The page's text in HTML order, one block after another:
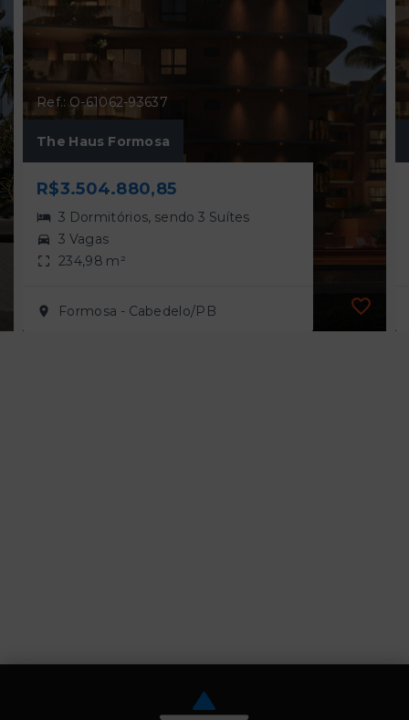
Ref.: O-61062-93637
The Haus Formosa
R$3.504.880,85
3 Dormitórios, sendo 3 Suítes
3 Vagas
234,98 m²
Formosa - Cabedelo/PB